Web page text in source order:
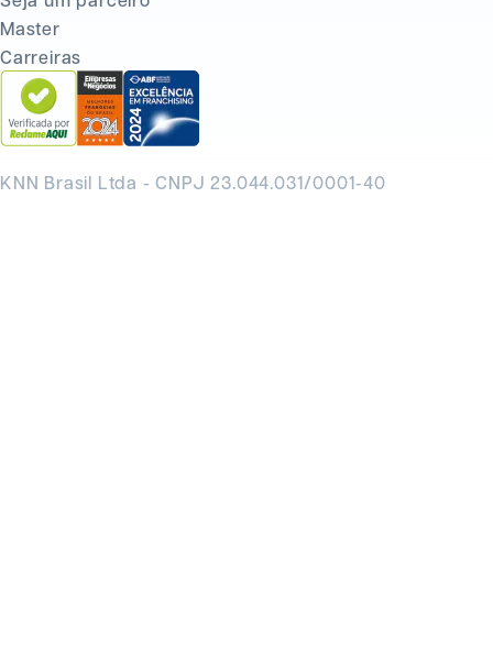
KNN Brasil Ltda - CNPJ 23.044.031/0001-40
Master
Carreiras